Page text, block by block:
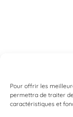
Pour offrir les
permettra de traiter
caractéristiques et